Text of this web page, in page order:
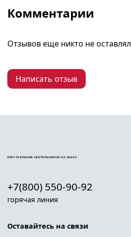
Комментарии
Отзывов еще никто не оставлял
Написать отзыв
ИЗГОТОВЛЕНИЕ СВЕТИЛЬНИКОВ НА ЗАКАЗ
+7(800) 550-90-92
горячая линия
Оставайтесь на связи